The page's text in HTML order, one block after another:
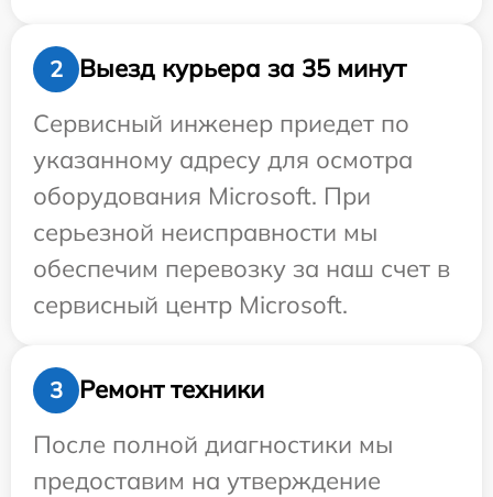
2
Выезд курьера за 35 минут
Сервисный инженер приедет по
указанному адресу для осмотра
оборудования Microsoft. При
серьезной неисправности мы
обеспечим перевозку за наш счет в
сервисный центр Microsoft.
3
Ремонт техники
После полной диагностики мы
предоставим на утверждение